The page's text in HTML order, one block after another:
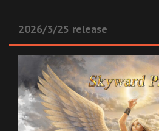
2026/3/25 release